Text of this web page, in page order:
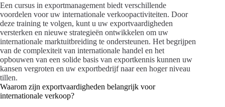
Een cursus in exportmanagement biedt verschillende
voordelen voor uw internationale verkoopactiviteiten. Door
deze training te volgen, kunt u uw exportvaardigheden
versterken en nieuwe strategieën ontwikkelen om uw
internationale marktuitbreiding te ondersteunen. Het begrijpen
van de complexiteit van internationale handel en het
opbouwen van een solide basis van exportkennis kunnen uw
kansen vergroten en uw exportbedrijf naar een hoger niveau
tillen.
Waarom zijn exportvaardigheden belangrijk voor
internationale verkoop?